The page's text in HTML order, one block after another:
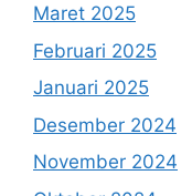
Maret 2025
Februari 2025
Januari 2025
Desember 2024
November 2024